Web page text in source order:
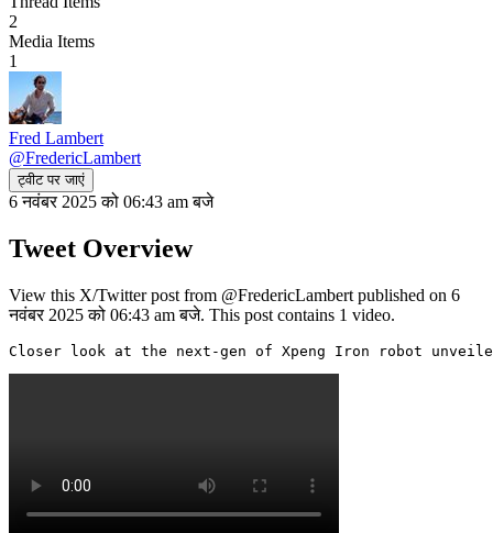
2
Media Items
1
Fred Lambert
@FredericLambert
ट्वीट पर जाएं
6 नवंबर 2025 को 06:43 am बजे
Tweet Overview
View this X/Twitter post from @FredericLambert published on 6
नवंबर 2025 को 06:43 am बजे. This post contains 1 video.
Closer look at the next-gen of Xpeng Iron robot